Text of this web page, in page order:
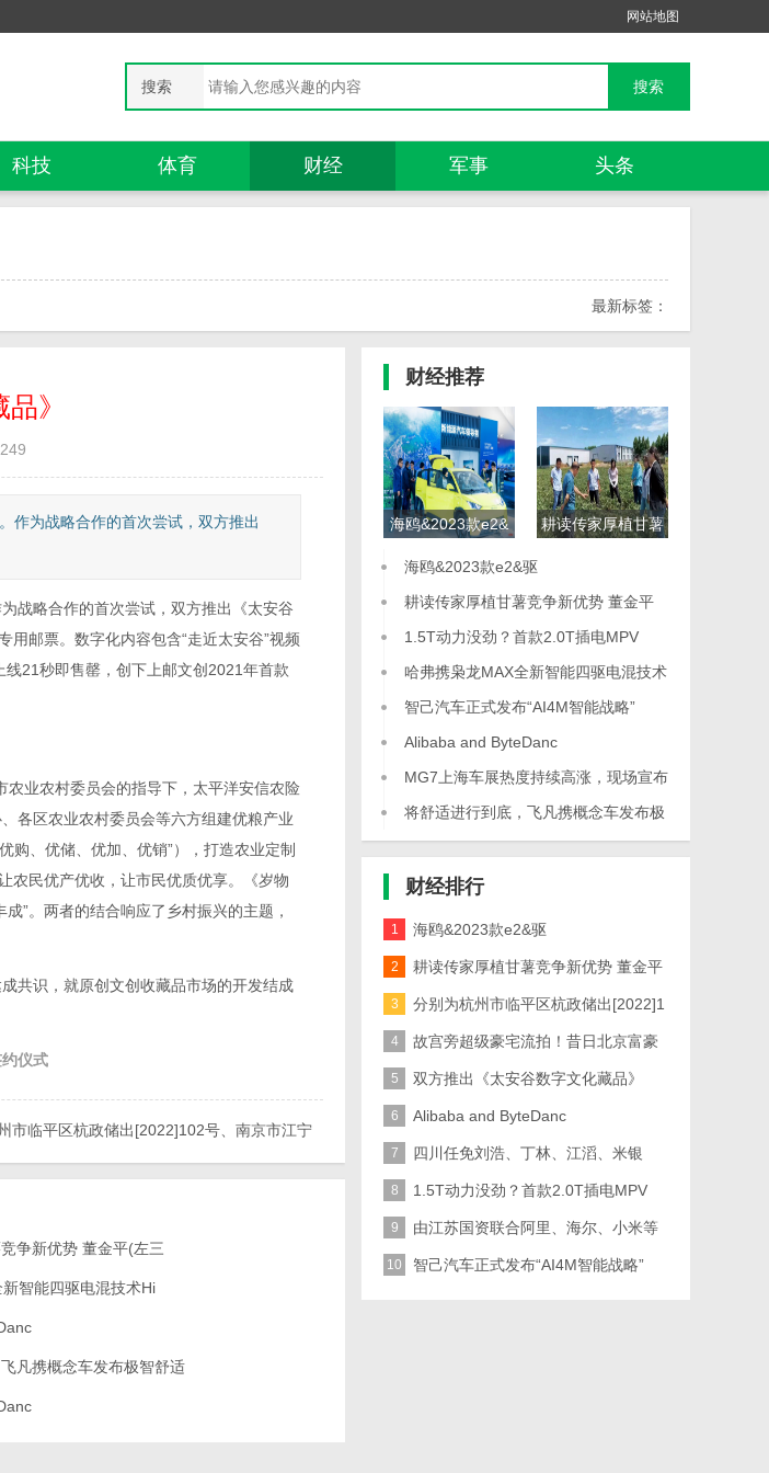
网站地图
搜索
科技 体育 财经 军事 头条
最新标签：
》
249
作为战略合作的首次尝试，双方推出
战略合作的首次尝试，双方推出《太安谷
用邮票。数字化内容包含“走近太安谷”视频
21秒即售罄，创下上邮文创2021年首款
业农村委员会的指导下，太平洋安信农险
各区农业农村委员会等六方组建优粮产业
购、优储、优加、优销”），打造农业定制
农民优产优收，让市民优质优享。《岁物
”。两者的结合响应了乡村振兴的主题，
共识，就原创文创收藏品市场的开发结成
仪式
市临平区杭政储出[2022]102号、南京市江宁
区科学园G08地块、深圳宝安
争新优势 董金平(左三
智能四驱电混技术Hi
凡携概念车发布极智舒适
财经推荐
海鸥&2023款e2&
耕读传家厚植甘薯
海鸥&2023款e2&驱
耕读传家厚植甘薯竞争新优势 董金平
(左三
1.5T动力没劲？首款2.0T插电MPV
哈弗携枭龙MAX全新智能四驱电混技术
Hi
智己汽车正式发布“AI4M智能战略”
Alibaba and ByteDanc
MG7上海车展热度持续高涨，现场宣布
刷新
将舒适进行到底，飞凡携概念车发布极
财经排行
1 海鸥&2023款e2&驱
2 耕读传家厚植甘薯竞争新优势 董金平
(左三
3 分别为杭州市临平区杭政储出[2022]1
4 故宫旁超级豪宅流拍！昔日北京富豪
负债累累
5 双方推出《太安谷数字文化藏品》
6 Alibaba and ByteDanc
7 四川任免刘浩、丁林、江滔、米银
军、张欣、
8 1.5T动力没劲？首款2.0T插电MPV
9 由江苏国资联合阿里、海尔、小米等
产业投资
10 智己汽车正式发布“AI4M智能战略”